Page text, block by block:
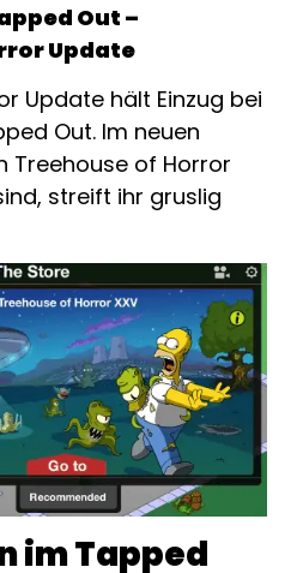
Out –
Update
Update hält Einzug bei
Out. Im neuen
Treehouse of Horror
streift ihr gruslig
im Tapped